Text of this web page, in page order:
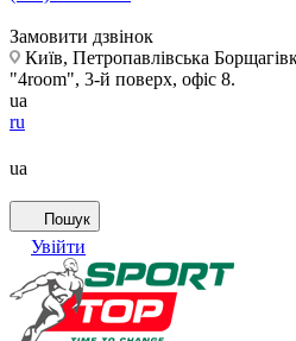
Замовити дзвінок
Київ, Петропавлівська
"4room", 3-й поверх, офіс 8.
ua
ru
ua
Пошук
Увійти